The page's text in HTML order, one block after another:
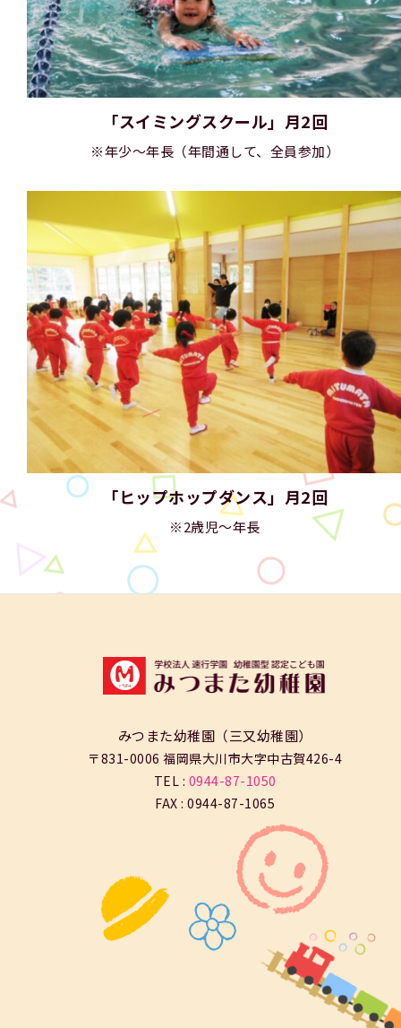
「スイミングスクール」月2回
※年少～年長（年間通して、全員参加）
「ヒップホップダンス」月2回
※2歳児～年長
みつまた幼稚園（三又幼稚園）
〒831-0006 福岡県大川市大字中古賀426-4
TEL : 0944-87-1050
FAX : 0944-87-1065